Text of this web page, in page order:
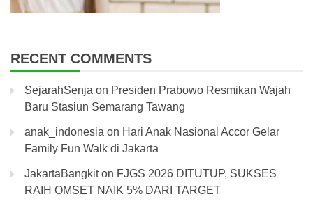
RECENT COMMENTS
SejarahSenja on Presiden Prabowo Resmikan Wajah
Baru Stasiun Semarang Tawang
anak_indonesia on Hari Anak Nasional Accor Gelar
Family Fun Walk di Jakarta
JakartaBangkiton FJGS 2026 DITUTUP, SUKSES
RAIH OMSET NAIK 5% DARI TARGET